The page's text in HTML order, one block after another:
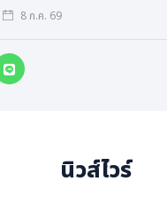
8 ก.ค. 69
นิวส์ไวร์